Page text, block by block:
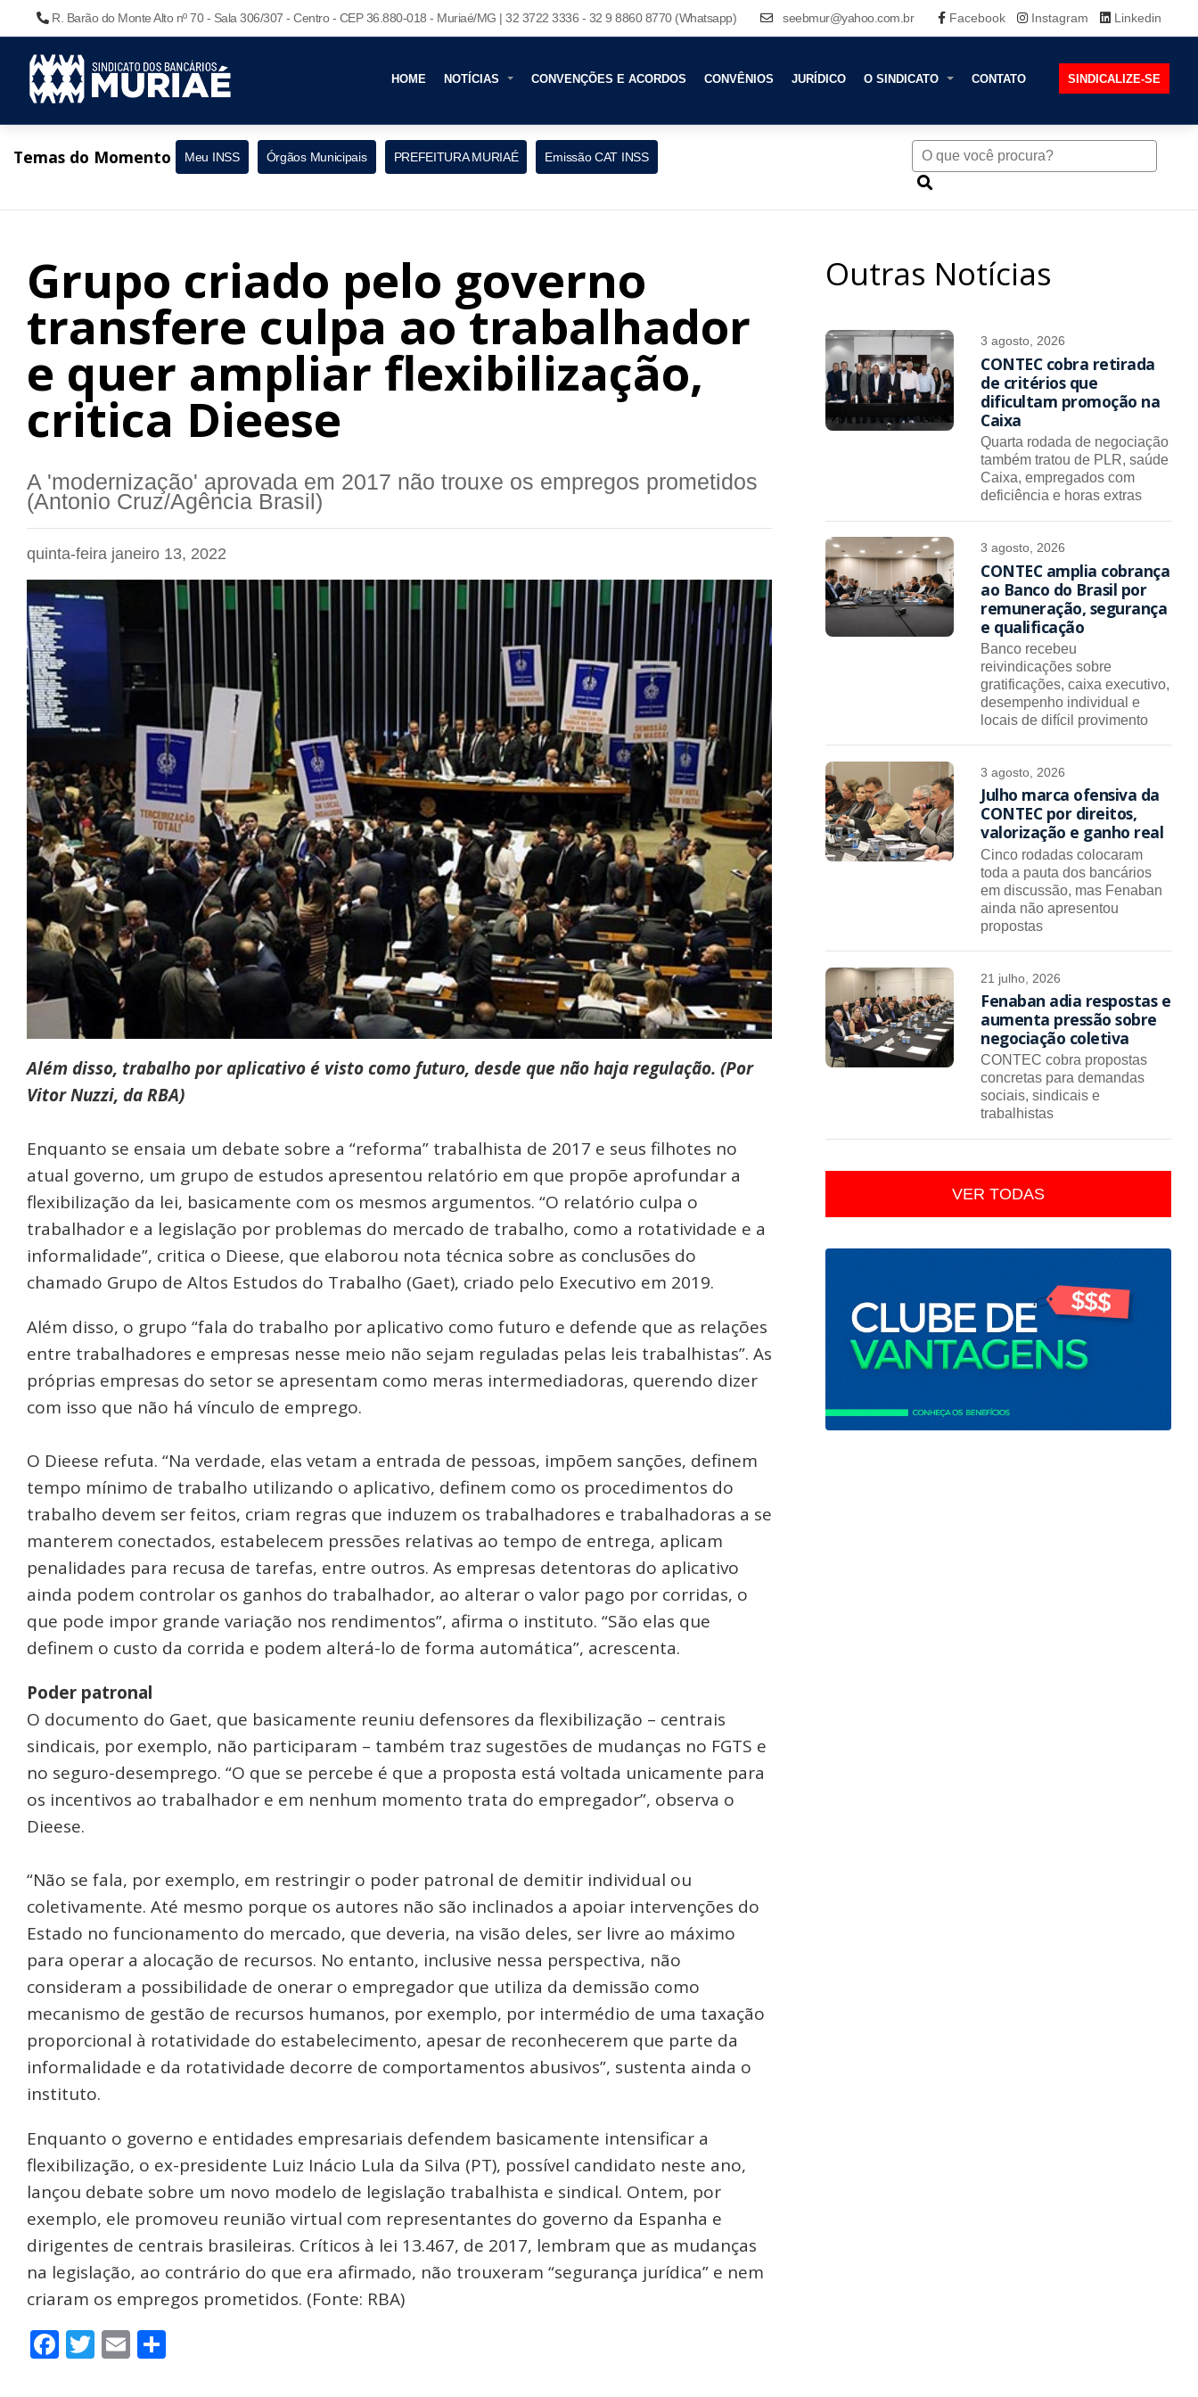
R. Barão do Monte Alto nº 70 - Sala 306/307 - Centro - CEP 36.880-018 - Muriaé/MG | 32 3722 3336 - 32 9 8860 8770 (Whatsapp) seebmur@yahoo.com.br Facebook Instagram Linkedin
HOME NOTÍCIAS CONVENÇÕES E ACORDOS CONVÊNIOS JURÍDICO O SINDICATO CONTATO SINDICALIZE-SE
Temas do Momento Meu INSS Órgãos Municipais PREFEITURA MURIAÉ Emissão CAT INSS
Grupo criado pelo governo
transfere culpa ao trabalhador
e quer ampliar flexibilização,
critica Dieese
A 'modernização' aprovada em 2017 não trouxe os empregos prometidos
(Antonio Cruz/Agência Brasil)
quinta-feira janeiro 13, 2022
Além disso, trabalho por aplicativo é visto como futuro, desde que não haja regulação. (Por
Vitor Nuzzi, da RBA)
Enquanto se ensaia um debate sobre a “reforma” trabalhista de 2017 e seus filhotes no
atual governo, um grupo de estudos apresentou relatório em que propõe aprofundar a
flexibilização da lei, basicamente com os mesmos argumentos. “O relatório culpa o
trabalhador e a legislação por problemas do mercado de trabalho, como a rotatividade e a
informalidade”, critica o Dieese, que elaborou nota técnica sobre as conclusões do
chamado Grupo de Altos Estudos do Trabalho (Gaet), criado pelo Executivo em 2019.
Além disso, o grupo “fala do trabalho por aplicativo como futuro e defende que as relações
entre trabalhadores e empresas nesse meio não sejam reguladas pelas leis trabalhistas”. As
próprias empresas do setor se apresentam como meras intermediadoras, querendo dizer
com isso que não há vínculo de emprego.
O Dieese refuta. “Na verdade, elas vetam a entrada de pessoas, impõem sanções, definem
tempo mínimo de trabalho utilizando o aplicativo, definem como os procedimentos do
trabalho devem ser feitos, criam regras que induzem os trabalhadores e trabalhadoras a se
manterem conectados, estabelecem pressões relativas ao tempo de entrega, aplicam
penalidades para recusa de tarefas, entre outros. As empresas detentoras do aplicativo
ainda podem controlar os ganhos do trabalhador, ao alterar o valor pago por corridas, o
que pode impor grande variação nos rendimentos”, afirma o instituto. “São elas que
definem o custo da corrida e podem alterá-lo de forma automática”, acrescenta.
Poder patronal
O documento do Gaet, que basicamente reuniu defensores da flexibilização – centrais
sindicais, por exemplo, não participaram – também traz sugestões de mudanças no FGTS e
no seguro-desemprego. “O que se percebe é que a proposta está voltada unicamente para
os incentivos ao trabalhador e em nenhum momento trata do empregador”, observa o
Dieese.
“Não se fala, por exemplo, em restringir o poder patronal de demitir individual ou
coletivamente. Até mesmo porque os autores não são inclinados a apoiar intervenções do
Estado no funcionamento do mercado, que deveria, na visão deles, ser livre ao máximo
para operar a alocação de recursos. No entanto, inclusive nessa perspectiva, não
consideram a possibilidade de onerar o empregador que utiliza da demissão como
mecanismo de gestão de recursos humanos, por exemplo, por intermédio de uma taxação
proporcional à rotatividade do estabelecimento, apesar de reconhecerem que parte da
informalidade e da rotatividade decorre de comportamentos abusivos”, sustenta ainda o
instituto.
Enquanto o governo e entidades empresariais defendem basicamente intensificar a
flexibilização, o ex-presidente Luiz Inácio Lula da Silva (PT), possível candidato neste ano,
lançou debate sobre um novo modelo de legislação trabalhista e sindical. Ontem, por
exemplo, ele promoveu reunião virtual com representantes do governo da Espanha e
dirigentes de centrais brasileiras. Críticos à lei 13.467, de 2017, lembram que as mudanças
na legislação, ao contrário do que era afirmado, não trouxeram “segurança jurídica” e nem
criaram os empregos prometidos. (Fonte: RBA)
Facebook
Twitter
Email
Outras Notícias
3 agosto, 2026
CONTEC cobra retirada
de critérios que
dificultam promoção na
Caixa
Quarta rodada de negociação
também tratou de PLR, saúde
Caixa, empregados com
deficiência e horas extras
3 agosto, 2026
CONTEC amplia cobrança
ao Banco do Brasil por
remuneração, segurança
e qualificação
Banco recebeu
reivindicações sobre
gratificações, caixa executivo,
desempenho individual e
locais de difícil provimento
3 agosto, 2026
Julho marca ofensiva da
CONTEC por direitos,
valorização e ganho real
Cinco rodadas colocaram
toda a pauta dos bancários
em discussão, mas Fenaban
ainda não apresentou
propostas
21 julho, 2026
Fenaban adia respostas e
aumenta pressão sobre
negociação coletiva
CONTEC cobra propostas
concretas para demandas
sociais, sindicais e
trabalhistas
VER TODAS